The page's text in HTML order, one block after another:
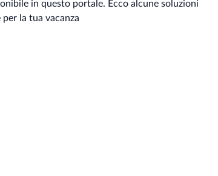
in questo portale. Ecco alcune soluzioni
la tua vacanza
Richieste non
informazioni, offerte esclusive e news per la